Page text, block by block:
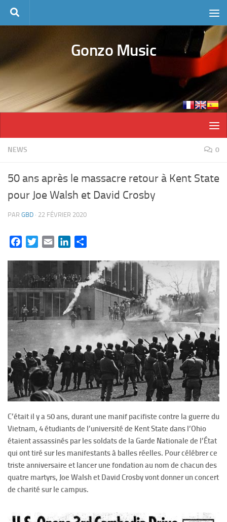
Skip to content
Gonzo Music
NEWS 0
50 ans après le massacre retour à Kent State
pour Joe Walsh et David Crosby
PAR GBD · 22 FÉVRIER 2020
FacebookTwitterEmail LinkedIn
C’était il y a 50 ans, durant une manif pacifiste contre la guerre du
Vietnam, 4 étudiants de l’université de Kent State dans l’Ohio
étaient assassinés par les soldats de la Garde Nationale de l’État
qui ont tiré sur les manifestants à balles réelles. Pour célébrer ce
triste anniversaire et lancer une fondation au nom de chacun des
quatre martyrs, Joe Walsh et David Crosby vont donner un concert
de charité sur le campus.